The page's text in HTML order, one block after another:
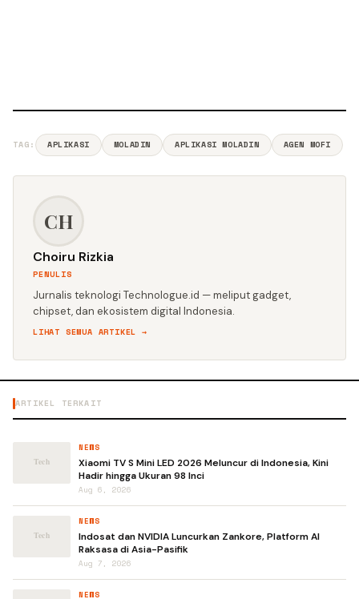
TAG: APLIKASI MOLADIN APLIKASI MOLADIN AGEN MOFI
CH
Choiru Rizkia
PENULIS
Jurnalis teknologi Technologue.id — meliput gadget,
chipset, dan ekosistem digital Indonesia.
LIHAT SEMUA ARTIKEL →
ARTIKEL TERKAIT
NEWS
Xiaomi TV S Mini LED 2026 Meluncur di Indonesia, Kini
Hadir hingga Ukuran 98 Inci
Aug 6, 2026
NEWS
Indosat dan NVIDIA Luncurkan Zankore, Platform AI
Raksasa di Asia-Pasifik
Aug 7, 2026
NEWS